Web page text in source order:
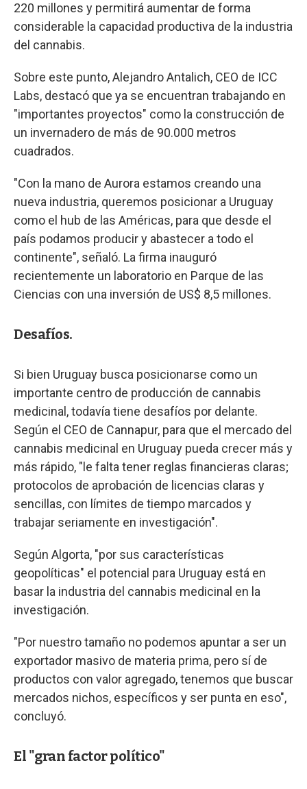
220 millones y permitirá aumentar de forma
considerable la capacidad productiva de la industria
del cannabis.
Sobre este punto, Alejandro Antalich, CEO de ICC
Labs, destacó que ya se encuentran trabajando en
"importantes proyectos" como la construcción de
un invernadero de más de 90.000 metros
cuadrados.
"Con la mano de Aurora estamos creando una
nueva industria, queremos posicionar a Uruguay
como el hub de las Américas, para que desde el
país podamos producir y abastecer a todo el
continente", señaló. La firma inauguró
recientemente un laboratorio en Parque de las
Ciencias con una inversión de US$ 8,5 millones.
Desafíos.
Si bien Uruguay busca posicionarse como un
importante centro de producción de cannabis
medicinal, todavía tiene desafíos por delante.
Según el CEO de Cannapur, para que el mercado del
cannabis medicinal en Uruguay pueda crecer más y
más rápido, "le falta tener reglas financieras claras;
protocolos de aprobación de licencias claras y
sencillas, con límites de tiempo marcados y
trabajar seriamente en investigación".
Según Algorta, "por sus características
geopolíticas" el potencial para Uruguay está en
basar la industria del cannabis medicinal en la
investigación.
"Por nuestro tamaño no podemos apuntar a ser un
exportador masivo de materia prima, pero sí de
productos con valor agregado, tenemos que buscar
mercados nichos, específicos y ser punta en eso",
concluyó.
El "gran factor político"